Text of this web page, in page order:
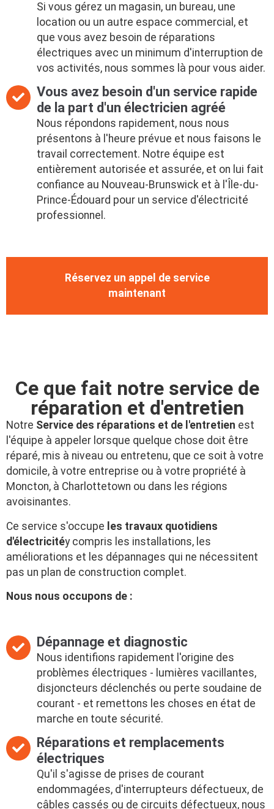
Si vous gérez un magasin, un bureau, une
location ou un autre espace commercial, et
que vous avez besoin de réparations
électriques avec un minimum d'interruption de
vos activités, nous sommes là pour vous aider.
Vous avez besoin d'un service rapide
de la part d'un électricien agréé
Nous répondons rapidement, nous nous
présentons à l'heure prévue et nous faisons le
travail correctement. Notre équipe est
entièrement autorisée et assurée, et on lui fait
confiance au Nouveau-Brunswick et à l'Île-du-
Prince-Édouard pour un service d'électricité
professionnel.
Réservez un appel de service
maintenant
Ce que fait notre service de
réparation et d'entretien
Notre Service des réparations et de l'entretien est
l'équipe à appeler lorsque quelque chose doit être
réparé, mis à niveau ou entretenu, que ce soit à votre
domicile, à votre entreprise ou à votre propriété à
Moncton, à Charlottetown ou dans les régions
avoisinantes.
Ce service s'occupe les travaux quotidiens
d'électricitéy compris les installations, les
améliorations et les dépannages qui ne nécessitent
pas un plan de construction complet.
Nous nous occupons de :
Dépannage et diagnostic
Nous identifions rapidement l'origine des
problèmes électriques - lumières vacillantes,
disjoncteurs déclenchés ou perte soudaine de
courant - et remettons les choses en état de
marche en toute sécurité.
Réparations et remplacements
électriques
Qu'il s'agisse de prises de courant
endommagées, d'interrupteurs défectueux, de
câbles cassés ou de circuits défectueux, nous